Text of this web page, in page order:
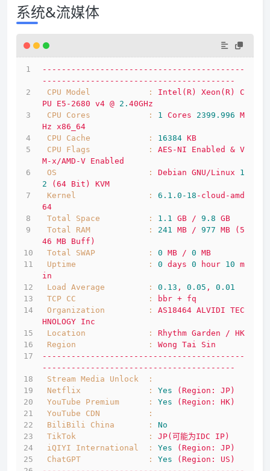
系统&流媒体
------------------------------------------
----------------------------------------
CPU Model            :
Intel(R) Xeon(R)
C
PU
E5-2680 v4 @ 2. 40GHz
CPU Cores            :
1 Cores 2399.996 M
Hz x86_64
CPU Cache            :
16384 KB
CPU Flags            :
AES-NI Enabled & V
M-x/AMD-V Enabled
OS                   :
Debian GNU/Linux
1
2
(64 Bit)
KVM
Kernel               :
6.1 .0 -18 -cloud-amd
64
Total Space          :
1.1 GB / 9.8 GB
Total RAM            :
241 MB / 977 MB
(5
46 MB Buff)
Total SWAP           :
0 MB / 0 MB
Uptime               :
0 days 0 hour 10 m
in
Load Average         :
0.13 , 0.05 ,
0.01
TCP CC               :
bbr + fq
Organization         :
AS18464 ALVIDI TEC
HNOLOGY Inc
Location             :
Rhythm Garden / HK
Region               :
Wong Tai
Sin
------------------------------------------
----------------------------------------
Stream Media Unlock  :
Netflix              :
Yes (Region:
JP)
YouTube Premium      :
Yes (Region:
HK)
YouTube CDN          :
BiliBili China       :
No
TikTok               :
JP(可能为IDC
IP)
iQIYI International  :
Yes (Region:
JP)
ChatGPT              :
Yes (Region:
US)